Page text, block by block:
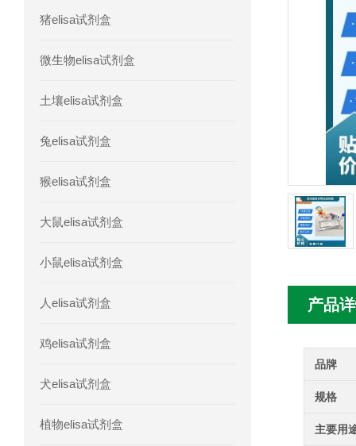
人疱疹病毒-6型感染(HHV-6)elisa试剂
人囊尾蚴病抗体(CC Ab)elisa试剂盒免
人胰腺衍生因子(PANDER)elisa试剂盒
人髓系细胞触发受体-1(TREM-1)elisa
猪elisa试剂盒
微生物elisa试剂盒
土壤elisa试剂盒
兔elisa试剂盒
猴elisa试剂盒
大鼠elisa试剂盒
小鼠elisa试剂盒
人elisa试剂盒
鸡elisa试剂盒
犬elisa试剂盒
植物elisa试剂盒
产品
品牌
规格
主要用